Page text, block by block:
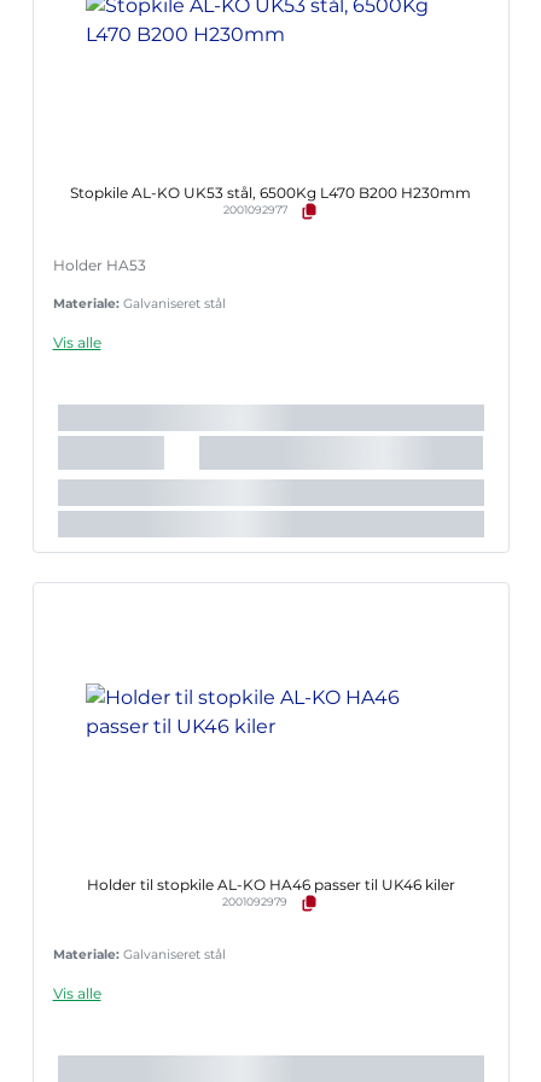
Stopkile AL-KO UK53 stål, 6500Kg L470 B200 H230mm
2001092977
Holder HA53
Materiale: Galvaniseret stål
Vis alle
Holder til stopkile AL-KO HA46 passer til UK46 kiler
2001092979
Materiale: Galvaniseret stål
Vis alle